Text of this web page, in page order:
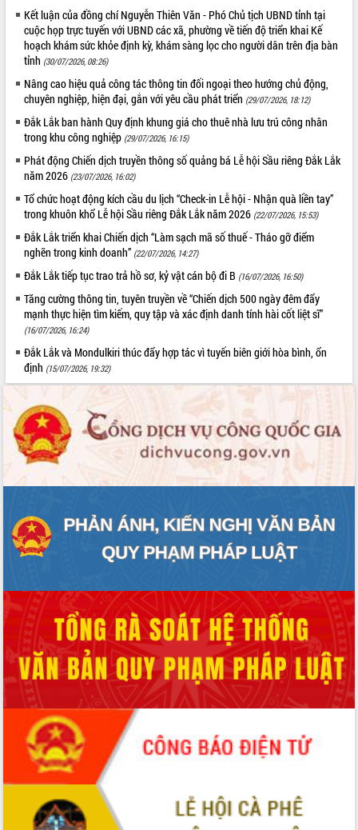
Kết luận của đồng chí Nguyễn Thiên Văn - Phó Chủ tịch UBND tỉnh tại
cuộc họp trực tuyến với UBND các xã, phường về tiến độ triển khai Kế
hoạch khám sức khỏe định kỳ, khám sàng lọc cho người dân trên địa bàn
tỉnh (30/07/2026, 08:26)
Nâng cao hiệu quả công tác thông tin đối ngoại theo hướng chủ động,
chuyên nghiệp, hiện đại, gắn với yêu cầu phát triển (29/07/2026, 18:12)
Đắk Lắk ban hành Quy định khung giá cho thuê nhà lưu trú công nhân
trong khu công nghiệp (29/07/2026, 16:15)
Phát động Chiến dịch truyền thông số quảng bá Lễ hội Sầu riêng Đắk Lắk
năm 2026 (23/07/2026, 16:02)
Tổ chức hoạt động kích cầu du lịch “Check-in Lễ hội - Nhận quà liền tay”
trong khuôn khổ Lễ hội Sầu riêng Đắk Lắk năm 2026 (22/07/2026, 15:53)
Đắk Lắk triển khai Chiến dịch “Làm sạch mã số thuế - Tháo gỡ điểm
nghẽn trong kinh doanh” (22/07/2026, 14:27)
Đắk Lắk tiếp tục trao trả hồ sơ, kỷ vật cán bộ đi B (16/07/2026, 16:50)
Tăng cường thông tin, tuyên truyền về “Chiến dịch 500 ngày đêm đẩy
mạnh thực hiện tìm kiếm, quy tập và xác định danh tính hài cốt liệt sĩ”
(16/07/2026, 16:24)
Đắk Lắk và Mondulkiri thúc đẩy hợp tác vì tuyến biên giới hòa bình, ổn
định (15/07/2026, 19:32)